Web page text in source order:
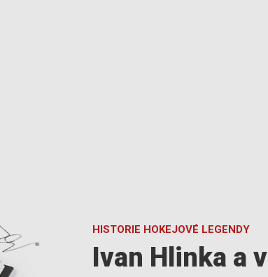
HISTORIE HOKEJOVÉ LEGENDY
Ivan Hlinka a